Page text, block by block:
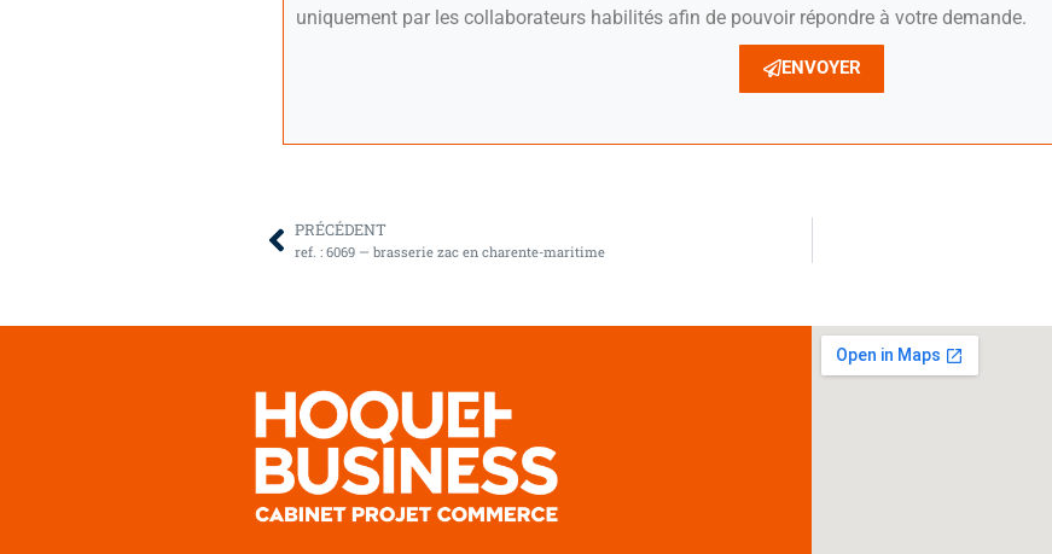
uniquement par les collaborateurs habilités afin de pouvoir répondre à votre demande.
ENVOYER
PRÉCÉDENT
ref. : 6069 — brasserie zac en charente-maritime